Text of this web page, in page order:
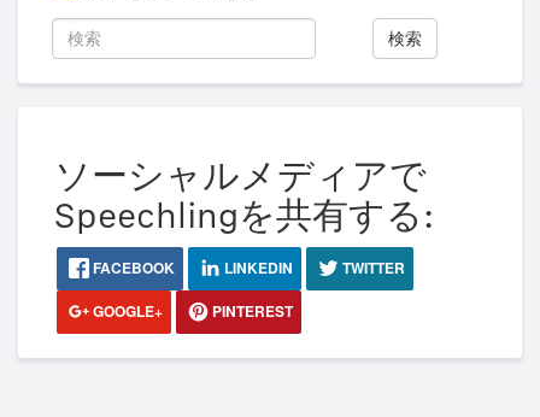
検索
ソーシャルメディアで
Speechlingを共有する:
FACEBOOK LINKEDIN
TWITTER
GOOGLE+
PINTEREST